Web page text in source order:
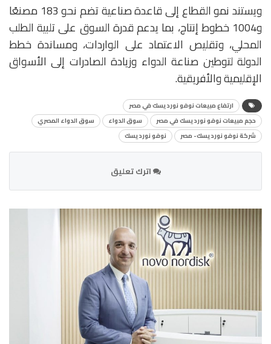
ويستند نمو القطاع إلى قاعدة صناعية تضم نحو 183 مصنعًا
و1004 خطوط إنتاج، بما يدعم قدرة السوق على تلبية الطلب
المحلي، وتقليص الاعتماد على الواردات، ومساندة خطط
الدولة لتوطين صناعة الدواء وزيادة الصادرات إلى الأسواق
الإقليمية والأفريقية.
ارتفاع مبيعات نوفو نورديسك في مصر
حجم مبيعات نوفو نورديسك في مصر
سوق الدواء
سوق الدواء المصري
شركة نوفو نورديسك- مصر
نوفو نورديسك
اترك تعليق